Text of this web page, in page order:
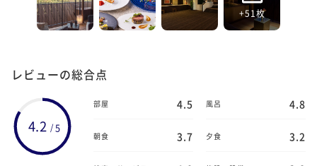
+51枚
レビューの総合点
4.2 / 5
部屋 4.5 風呂 4.8
朝食 3.7 夕食 3.2